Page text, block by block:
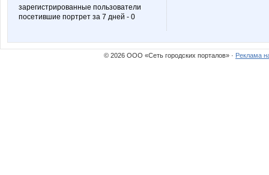
зарегистрированные пользователи
посетившие портрет за 7 дней - 0
© 2026 ООО «Сеть городских порталов» · Реклама